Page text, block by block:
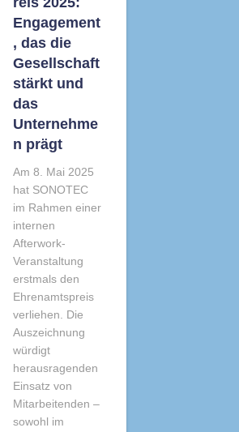
Engagement
, das die
Gesellschaft
stärkt und
das
Unternehme
n prägt
Am 8. Mai 2025
hat SONOTEC
im Rahmen einer
internen
Afterwork-
Veranstaltung
erstmals den
Ehrenamtspreis
verliehen. Die
Auszeichnung
würdigt
herausragenden
Einsatz von
Mitarbeitenden –
sowohl im